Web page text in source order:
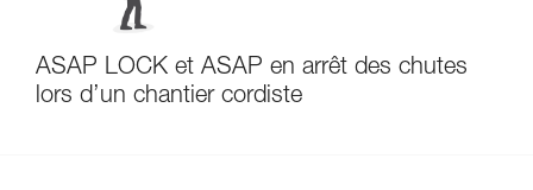
ASAP LOCK et ASAP en arrêt des chutes
lors d’un chantier cordiste